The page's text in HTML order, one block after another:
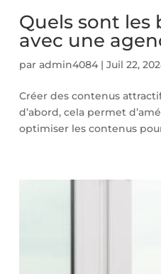
Quels sont
avec une
paradmin4084 |Juil 22,
Créer des contenus
d’abord, cela permet
optimiser les contenus